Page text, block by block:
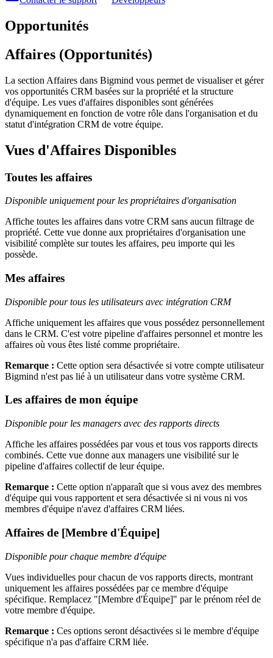
Opportunités
Affaires (Opportunités)
La section Affaires dans Bigmind vous permet de visualiser et gérer
vos opportunités CRM basées sur la propriété et la structure
d'équipe. Les vues d'affaires disponibles sont générées
dynamiquement en fonction de votre rôle dans l'organisation et du
statut d'intégration CRM de votre équipe.
Vues d'Affaires Disponibles
Toutes les affaires
Disponible uniquement pour les propriétaires d'organisation
Affiche toutes les affaires dans votre CRM sans aucun filtrage de
propriété. Cette vue donne aux propriétaires d'organisation une
visibilité complète sur toutes les affaires, peu importe qui les
possède.
Mes affaires
Disponible pour tous les utilisateurs avec intégration CRM
Affiche uniquement les affaires que vous possédez personnellement
dans le CRM. C'est votre pipeline d'affaires personnel et montre les
affaires où vous êtes listé comme propriétaire.
Remarque : Cette option sera désactivée si votre compte utilisateur
Bigmind n'est pas lié à un utilisateur dans votre système CRM.
Les affaires de mon équipe
Disponible pour les managers avec des rapports directs
Affiche les affaires possédées par vous et tous vos rapports directs
combinés. Cette vue donne aux managers une visibilité sur le
pipeline d'affaires collectif de leur équipe.
Remarque : Cette option n'apparaît que si vous avez des membres
d'équipe qui vous rapportent et sera désactivée si ni vous ni vos
membres d'équipe n'avez d'affaires CRM liées.
Affaires de [Membre d'Équipe]
Disponible pour chaque membre d'équipe
Vues individuelles pour chacun de vos rapports directs, montrant
uniquement les affaires possédées par ce membre d'équipe
spécifique. Remplacez "[Membre d'Équipe]" par le prénom réel de
votre membre d'équipe.
Remarque : Ces options seront désactivées si le membre d'équipe
spécifique n'a pas d'affaire CRM liée.